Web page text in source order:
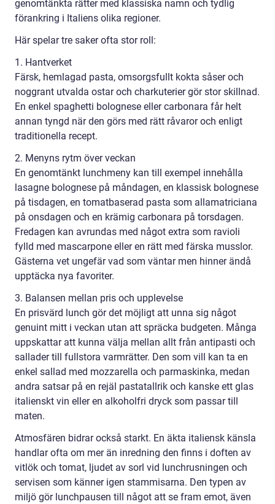
genomtänkta rätter med klassiska namn och tydlig
förankring i Italiens olika regioner.
Här spelar tre saker ofta stor roll:
1. Hantverket
Färsk, hemlagad pasta, omsorgsfullt kokta såser och
noggrant utvalda ostar och charkuterier gör stor skillnad.
En enkel spaghetti bolognese eller carbonara får helt
annan tyngd när den görs med rätt råvaror och enligt
traditionella recept.
2. Menyns rytm över veckan
En genomtänkt lunchmeny kan till exempel innehålla
lasagne bolognese på måndagen, en klassisk bolognese
på tisdagen, en tomatbaserad pasta som allamatriciana
på onsdagen och en krämig carbonara på torsdagen.
Fredagen kan avrundas med något extra som ravioli
fylld med mascarpone eller en rätt med färska musslor.
Gästerna vet ungefär vad som väntar men hinner ändå
upptäcka nya favoriter.
3. Balansen mellan pris och upplevelse
En prisvärd lunch gör det möjligt att unna sig något
genuint mitt i veckan utan att spräcka budgeten. Många
uppskattar att kunna välja mellan allt från antipasti och
sallader till fullstora varmrätter. Den som vill kan ta en
enkel sallad med mozzarella och parmaskinka, medan
andra satsar på en rejäl pastatallrik och kanske ett glas
italienskt vin eller en alkoholfri dryck som passar till
maten.
Atmosfären bidrar också starkt. En äkta italiensk känsla
handlar ofta om mer än inredning den finns i doften av
vitlök och tomat, ljudet av sorl vid lunchrusningen och
servisen som känner igen stammisarna. Den typen av
miljö gör lunchpausen till något att se fram emot, även